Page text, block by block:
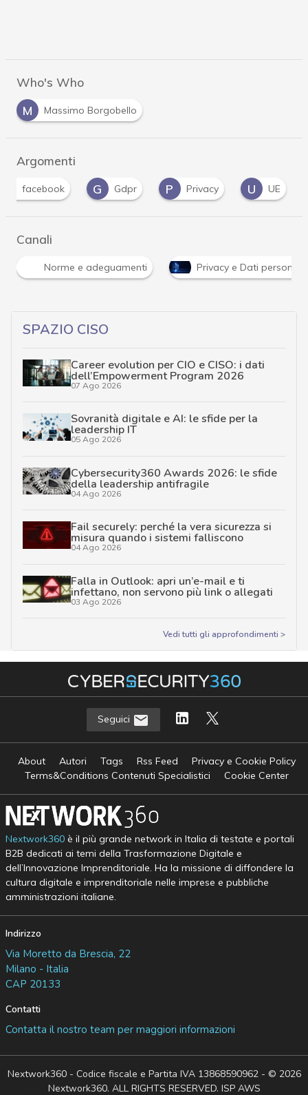
Who's Who
M
Massimo Borgobello
Argomenti
facebook G Gdpr P Privacy U UE
Canali
Norme e adeguamenti Privacy e Dati personali
SPAZIO CISO
Career evolution per CIO e CISO: i dati
dell’Empowerment Program 2026
07 Ago 2026
Sovranità digitale e AI: le sfide per la
leadership IT
05 Ago 2026
Cybersecurity360 Awards 2026: le sfide
della leadership antifragile
04 Ago 2026
Fail securely: perché la vera sicurezza si
misura quando i sistemi falliscono
04 Ago 2026
Falla in Outlook: apri un’e-mail e ti
infettano, non servono più link o allegati
03 Ago 2026
Vedi tutti gli approfondimenti >
Seguici
About Autori Tags Rss Feed
Privacy e Cookie Policy
Terms&Conditions Contenuti Specialistici
Cookie Center
Nextwork360è il più grande network in Italia di testate e portali
B2B dedicati ai temi della Trasformazione Digitale e
dell’Innovazione Imprenditoriale. Ha la missione di diffondere la
cultura digitale e imprenditoriale nelle imprese e pubbliche
amministrazioni italiane.
Indirizzo
Via Moretto da Brescia, 22
Milano - Italia
CAP 20133
Contatti
Contatta il nostro team per maggiori informazioni
Nextwork360 - Codice fiscale e Partita IVA 13868590962 - © 2026
Nextwork360. ALL RIGHTS RESERVED. ISP AWS